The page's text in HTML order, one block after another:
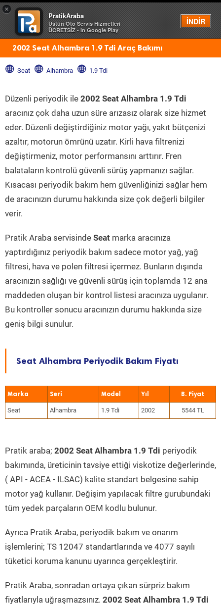
×
PratikAraba
Üstün Oto Servis Hizmetleri
ÜCRETSİZ - In Google Play
İNDİR
Menü
2002 Seat Alhambra 1.9 Tdi Araç Bakımı
Seat Alhambra 1.9 Tdi
Düzenli periyodik ile 2002 Seat Alhambra 1.9 Tdi
aracınız çok daha uzun süre arızasız olarak size hizmet
eder. Düzenli değiştirdiğiniz motor yağı, yakıt bütçenizi
azaltır, motorun ömrünü uzatır. Kirli hava filtrenizi
değiştirmeniz, motor performansını arttırır. Fren
balataların kontrolü güvenli sürüş yapmanızı sağlar.
Kısacası periyodik bakım hem güvenliğinizi sağlar hem
de aracınızın durumu hakkında size çok değerli bilgiler
verir.
Pratik Araba servisinde Seat marka aracınıza
yaptırdığınız periyodik bakım sadece motor yağ, yağ
filtresi, hava ve polen filtresi içermez. Bunların dışında
aracınızın sağlığı ve güvenli sürüş için toplamda 12 ana
maddeden oluşan bir kontrol listesi aracınıza uygulanır.
Bu kontroller sonucu aracınızın durumu hakkında size
geniş bilgi sunulur.
Seat Alhambra Periyodik Bakım Fiyatı
Marka Seri Model Yıl
Seat Alhambra 1.9 Tdi 2002 5544 TL
Pratik araba; 2002 Seat Alhambra 1.9 Tdi periyodik
bakımında, üreticinin tavsiye ettiği viskotize değerlerinde,
( API - ACEA - ILSAC) kalite standart belgesine sahip
motor yağ kullanır. Değişim yapılacak filtre gurubundaki
tüm yedek parçaların OEM kodlu bulunur.
Ayrıca Pratik Araba, periyodik bakım ve onarım
işlemlerini; TS 12047 standartlarında ve 4077 sayılı
tüketici koruma kanunu uyarınca gerçekleştirir.
Pratik Araba, sonradan ortaya çıkan sürpriz bakım
fiyatlarıyla uğraşmazsınız. 2002 Seat Alhambra 1.9 Tdi